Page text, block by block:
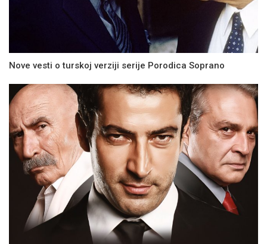
Nove vesti o turskoj verziji serije Porodica Soprano